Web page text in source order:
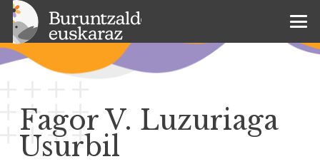
Fagor V. Luzuriaga
Usurbil